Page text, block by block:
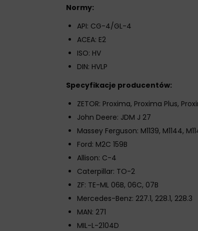
Normy:
API: CG-4/GL-4
ACEA: E2
ISO: HV
DIN: HVLP
Specyfikacje producentów:
ZETOR: Proxima, Proxima Plus,
John Deere: JDM J 27
Massey Ferguson: M1139, M1144,
Ford: M2C 159B
Allison: C-4
Caterpillar: TO-2
ZF: TE-ML 06B, 06C, 07B
Mercedes-Benz: 227.1, 228.1, 228.3
MAN: 271
MIL-L-2104D